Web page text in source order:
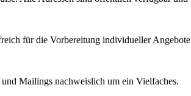
für die Vorbereitung individueller
Mailings nachweislich um ein Vielfaches.